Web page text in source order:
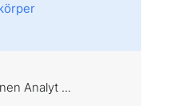
Analyt ...